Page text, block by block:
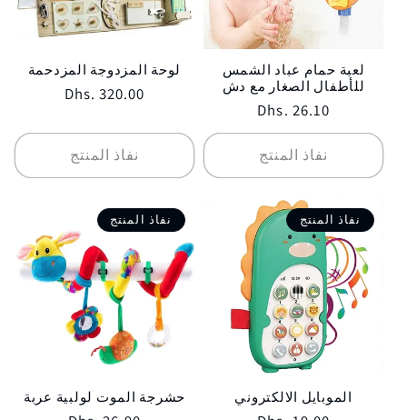
لوحة المزدوجة المزدحمة
Regular
Dhs. 320.00
نفاذ المنتج
لعبة حمام عباد الشمس
للأطفال الصغار مع دش
Regular
price
Dhs. 26.10
نفاذ المنتج
نفاذ المنتج
حشرجة الموت لولبية عربة
نفاذ المنتج
الموبايل الالكتروني